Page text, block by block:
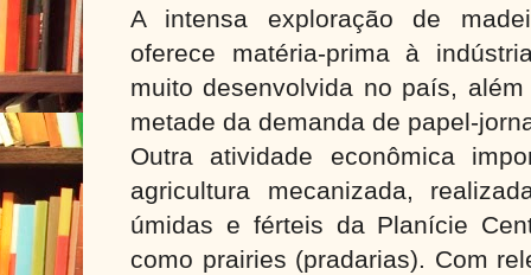
A intensa exploração de
oferece matéria-prima à
muito desenvolvida no país,
metade da demanda de papel-
Outra atividade econômica
agricultura mecanizada,
úmidas e férteis da Planície
como prairies (pradarias). Com